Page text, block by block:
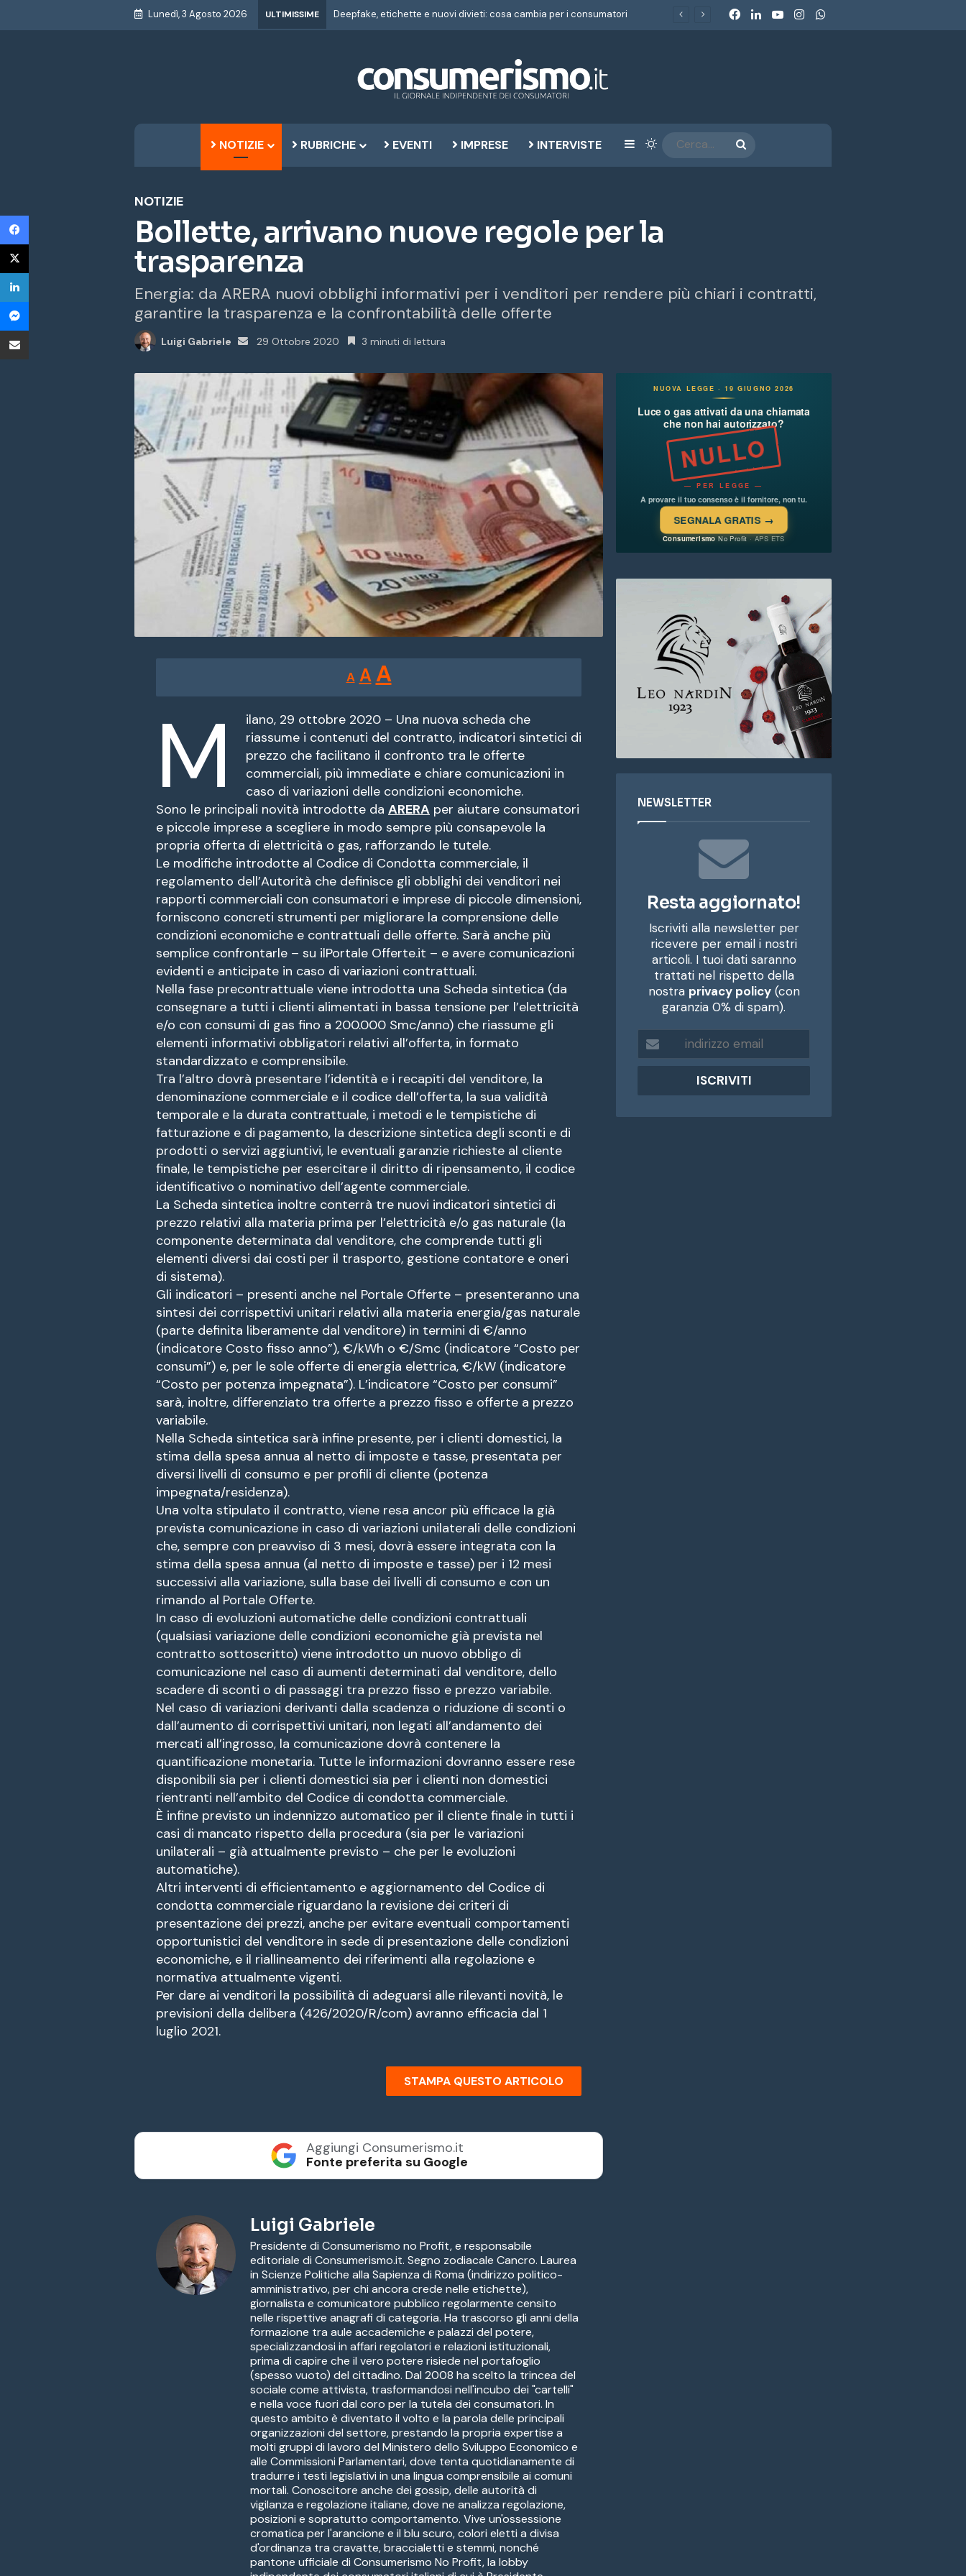
Lunedì, 3 Agosto 2026 ULTIMISSIME Deepfake, etichette e nuovi divieti: cosa cambia per i consumatori FacebookLinkedInYou TubeInstagram
NOTIZIE RUBRICHE EVENTI IMPRESE INTERVISTE Barra laterale
Cambia aspetto CERCA...
NOTIZIE
Bollette, arrivano nuove regole per la
trasparenza
Energia: da ARERA nuovi obblighi informativi per i venditori per rendere più chiari i contratti,
garantire la trasparenza e la confrontabilità delle offerte
Luigi Gabriele
Invia
29 Ottobre 2020 3 minuti di lettura
A
Reducir
tamaño
de
fuente.
A Restablecer
tamaño
de
fuente
AAumentar
tamaño
de
fuente.
M
ilano, 29 ottobre 2020 – Una nuova scheda che
riassume i contenuti del contratto, indicatori sintetici di
prezzo che facilitano il confronto tra le offerte
commerciali, più immediate e chiare comunicazioni in
caso di variazioni delle condizioni economiche.
Sono le principali novità introdotte da ARERA per aiutare consumatori
e piccole imprese a scegliere in modo sempre più consapevole la
propria offerta di elettricità o gas, rafforzando le tutele.
Le modifiche introdotte al Codice di Condotta commerciale, il
regolamento dell’Autorità che definisce gli obblighi dei venditori nei
rapporti commerciali con consumatori e imprese di piccole dimensioni,
forniscono concreti strumenti per migliorare la comprensione delle
condizioni economiche e contrattuali delle offerte. Sarà anche più
semplice confrontarle – su ilPortale Offerte.it – e avere comunicazioni
evidenti e anticipate in caso di variazioni contrattuali.
Nella fase precontrattuale viene introdotta una Scheda sintetica (da
consegnare a tutti i clienti alimentati in bassa tensione per l’elettricità
e/o con consumi di gas fino a 200.000 Smc/anno) che riassume gli
elementi informativi obbligatori relativi all’offerta, in formato
standardizzato e comprensibile.
Tra l’altro dovrà presentare l’identità e i recapiti del venditore, la
denominazione commerciale e il codice dell’offerta, la sua validità
temporale e la durata contrattuale, i metodi e le tempistiche di
fatturazione e di pagamento, la descrizione sintetica degli sconti e di
prodotti o servizi aggiuntivi, le eventuali garanzie richieste al cliente
finale, le tempistiche per esercitare il diritto di ripensamento, il codice
identificativo o nominativo dell’agente commerciale.
La Scheda sintetica inoltre conterrà tre nuovi indicatori sintetici di
prezzo relativi alla materia prima per l’elettricità e/o gas naturale (la
componente determinata dal venditore, che comprende tutti gli
elementi diversi dai costi per il trasporto, gestione contatore e oneri
di sistema).
Gli indicatori – presenti anche nel Portale Offerte – presenteranno una
sintesi dei corrispettivi unitari relativi alla materia energia/gas naturale
(parte definita liberamente dal venditore) in termini di €/anno
(indicatore Costo fisso anno”), €/kWh o €/Smc (indicatore “Costo per
consumi”) e, per le sole offerte di energia elettrica, €/kW (indicatore
“Costo per potenza impegnata”). L’indicatore “Costo per consumi”
sarà, inoltre, differenziato tra offerte a prezzo fisso e offerte a prezzo
variabile.
Nella Scheda sintetica sarà infine presente, per i clienti domestici, la
stima della spesa annua al netto di imposte e tasse, presentata per
diversi livelli di consumo e per profili di cliente (potenza
impegnata/residenza).
Una volta stipulato il contratto, viene resa ancor più efficace la già
prevista comunicazione in caso di variazioni unilaterali delle condizioni
che, sempre con preavviso di 3 mesi, dovrà essere integrata con la
stima della spesa annua (al netto di imposte e tasse) per i 12 mesi
successivi alla variazione, sulla base dei livelli di consumo e con un
rimando al Portale Offerte.
In caso di evoluzioni automatiche delle condizioni contrattuali
(qualsiasi variazione delle condizioni economiche già prevista nel
contratto sottoscritto) viene introdotto un nuovo obbligo di
comunicazione nel caso di aumenti determinati dal venditore, dello
scadere di sconti o di passaggi tra prezzo fisso e prezzo variabile.
Nel caso di variazioni derivanti dalla scadenza o riduzione di sconti o
dall’aumento di corrispettivi unitari, non legati all’andamento dei
mercati all’ingrosso, la comunicazione dovrà contenere la
quantificazione monetaria. Tutte le informazioni dovranno essere rese
disponibili sia per i clienti domestici sia per i clienti non domestici
rientranti nell’ambito del Codice di condotta commerciale.
È infine previsto un indennizzo automatico per il cliente finale in tutti i
casi di mancato rispetto della procedura (sia per le variazioni
unilaterali – già attualmente previsto – che per le evoluzioni
automatiche).
Altri interventi di efficientamento e aggiornamento del Codice di
condotta commerciale riguardano la revisione dei criteri di
presentazione dei prezzi, anche per evitare eventuali comportamenti
opportunistici del venditore in sede di presentazione delle condizioni
economiche, e il riallineamento dei riferimenti alla regolazione e
normativa attualmente vigenti.
Per dare ai venditori la possibilità di adeguarsi alle rilevanti novità, le
previsioni della delibera (426/2020/R/com) avranno efficacia dal 1
luglio 2021.
STAMPA QUESTO ARTICOLO
Aggiungi Consumerismo.it
Fonte preferita su Google
Luigi Gabriele
Presidente di Consumerismo no Profit, e responsabile
editoriale di Consumerismo.it. Segno zodiacale Cancro. Laurea
in Scienze Politiche alla Sapienza di Roma (indirizzo politico-
amministrativo, per chi ancora crede nelle etichette),
giornalista e comunicatore pubblico regolarmente censito
nelle rispettive anagrafi di categoria. Ha trascorso gli anni della
formazione tra aule accademiche e palazzi del potere,
specializzandosi in affari regolatori e relazioni istituzionali,
prima di capire che il vero potere risiede nel portafoglio
(spesso vuoto) del cittadino. Dal 2008 ha scelto la trincea del
sociale come attivista, trasformandosi nell'incubo dei "cartelli"
e nella voce fuori dal coro per la tutela dei consumatori. In
questo ambito è diventato il volto e la parola delle principali
organizzazioni del settore, prestando la propria expertise a
molti gruppi di lavoro del Ministero dello Sviluppo Economico e
alle Commissioni Parlamentari, dove tenta quotidianamente di
tradurre i testi legislativi in una lingua comprensibile ai comuni
mortali. Conoscitore anche dei gossip, delle autorità di
vigilanza e regolazione italiane, dove ne analizza regolazione,
posizioni e sopratutto comportamento. Vive un'ossessione
cromatica per l'arancione e il blu scuro, colori eletti a divisa
d'ordinanza tra cravatte, braccialetti e stemmi, nonché
pantone ufficiale di Consumerismo No Profit, la lobby
NEWSLETTER
Resta aggiornato!
Iscriviti alla newsletter per
ricevere per email i nostri
articoli. I tuoi dati saranno
trattati nel rispetto della
nostra privacy policy(con
garanzia 0% di spam).
d
r